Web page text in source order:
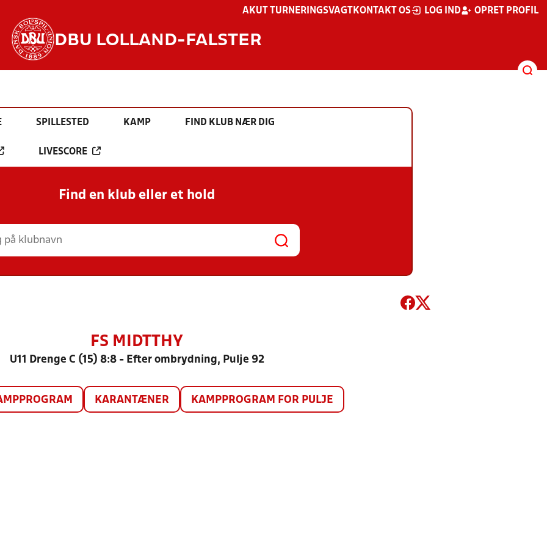
AKUT TURNERINGSVAGT KONTAKT OS LOG IND OPRET PROFIL
DBU LOLLAND-FALSTER
SPILLESTED KAMP FIND KLUB NÆR DIG
LIVESCORE
Find en klub eller et hold
FS MIDTTHY
U11 Drenge C (15) 8:8 - Efter ombrydning, Pulje 92
KARANTÆNER KAMPPROGRAM FOR PULJE